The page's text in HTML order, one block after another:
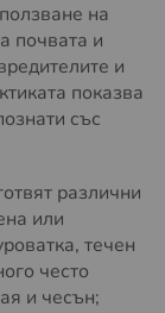
на
почвата и
и
показва
със
различни
или
течен
често
и чесън;